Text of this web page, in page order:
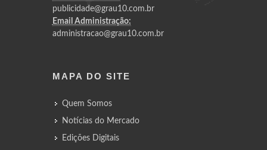
publicidade@grau10.com.br
Email Administração:
administracao@grau10.com.br
MAPA DO SITE
Quem Somos
Notícias do Mercado
Edições Digitais